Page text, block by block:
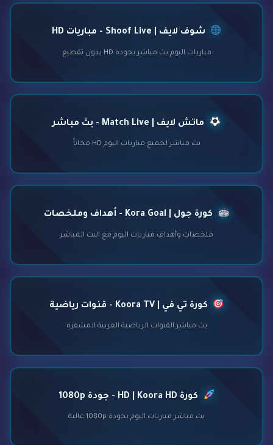
شوف لايف | Shoof Live - مباريات HD
مباريات اليوم بث مباشر بجودة HD بدون تقطيع
ماتش لايف | Match Live - بث مباشر
بث مباشر لجميع مباريات اليوم HD مجاناً
كورة جول | Kora Goal - أهداف وملخصات
ملخصات وأهداف مباريات اليوم مع البث المباشر
كورة تي في | Koora TV - قنوات رياضية
بث مباشر القنوات الرياضية العربية المشفرة
كورة HD | Koora HD - جودة 1080p
بث مباشر مباريات اليوم بجودة 1080p عالية